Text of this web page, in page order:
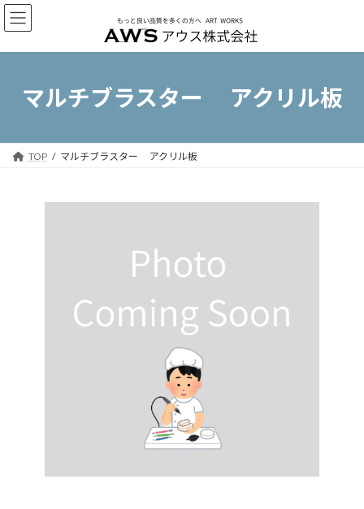
コ
ン
ン
ナ
ビ
ー
マルチブラスター アクリル板
TOP マルチブラスター アクリル板